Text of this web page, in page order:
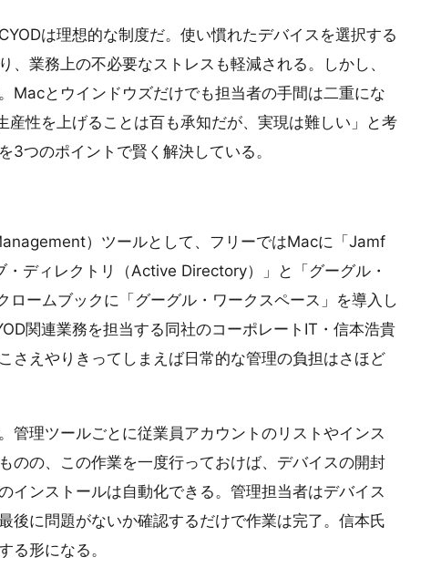
は理想的な制度だ。使い慣れたデバイスを選択する
業務上の不必要なストレスも軽減される。しかし、
Macとウインドウズだけでも担当者の手間は二重にな
産性を上げることは百も承知だが、実現は難しい」と考
3つのポイントで賢く解決している。
）ツールとして、フリーではMacに「Jamf
ディレクトリ（Active Directory）」と「グーグル・
ームブックに「グーグル・ワークスペース」を導入し
関連業務を担当する同社のコーポレートIT・信本浩貴
さえやりきってしまえば日常的な管理の負担はさほど
管理ツールごとに従業員アカウントのリストやインス
のの、この作業を一度行っておけば、デバイスの開封
インストールは自動化できる。管理担当者はデバイス
後に問題がないか確認するだけで作業は完了。信本氏
る形になる。